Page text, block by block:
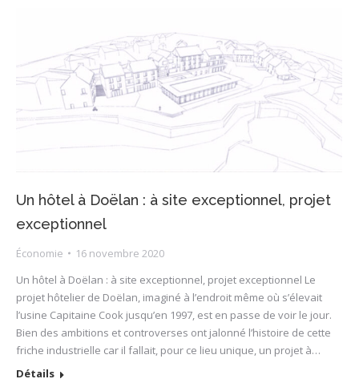
Un hôtel à Doëlan : à site exceptionnel, projet
exceptionnel
Économie
16 novembre 2020
Un hôtel à Doëlan : à site exceptionnel, projet exceptionnel Le
projet hôtelier de Doëlan, imaginé à l’endroit même où s’élevait
l’usine Capitaine Cook jusqu’en 1997, est en passe de voir le jour.
Bien des ambitions et controverses ont jalonné l’histoire de cette
friche industrielle car il fallait, pour ce lieu unique, un projet à…
Détails